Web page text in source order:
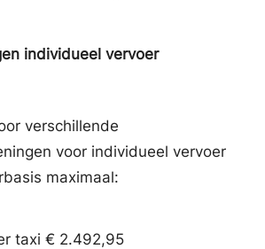
individueel vervoer
verschillende
voor individueel vervoer
maximaal:
taxi € 2.492,95